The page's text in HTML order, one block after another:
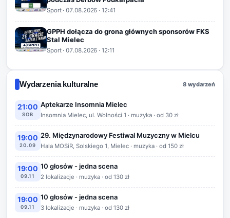
Sport·07.08.2026 · 12:41
GPPH dołącza do grona głównych sponsorów FKS
Stal Mielec
Sport·07.08.2026 · 12:11
Wydarzenia kulturalne 8 wydarzeń
21:00
SOB
Aptekarze Insomnia Mielec
Insomnia Mielec, ul. Wolności 1 · muzyka · od 30 zł
19:00
20.09
29. Międzynarodowy Festiwal Muzyczny w Mielcu
Hala MOSiR, Solskiego 1, Mielec · muzyka · od 150 zł
19:00
09.11
10 głosów - jedna scena
2 lokalizacje · muzyka · od 130 zł
19:00
09.11
10 głosów - jedna scena
3 lokalizacje · muzyka · od 130 zł